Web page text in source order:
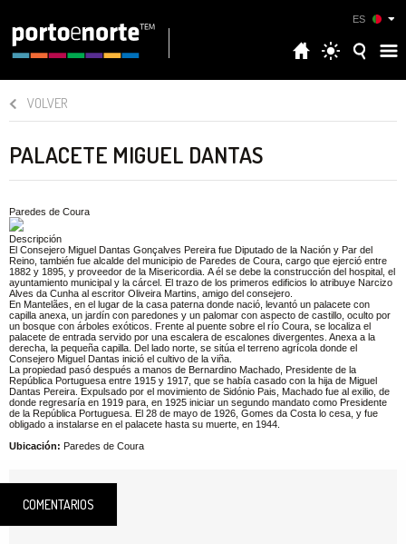
ES
VOLVER
PALACETE MIGUEL DANTAS
Paredes de Coura
Descripción
El Consejero Miguel Dantas Gonçalves Pereira fue Diputado de la Nación y Par del
Reino, también fue alcalde del municipio de Paredes de Coura, cargo que ejerció entre
1882 y 1895, y proveedor de la Misericordia. A él se debe la construcción del hospital, el
ayuntamiento municipal y la cárcel. El trazo de los primeros edificios lo atribuye Narcizo
Alves da Cunha al escritor Oliveira Martins, amigo del consejero.
En Mantelães, en el lugar de la casa paterna donde nació, levantó un palacete con
capilla anexa, un jardín con paredones y un palomar con aspecto de castillo, oculto por
un bosque con árboles exóticos. Frente al puente sobre el río Coura, se localiza el
palacete de entrada servido por una escalera de escalones divergentes. Anexa a la
derecha, la pequeña capilla. Del lado norte, se sitúa el terreno agrícola donde el
Consejero Miguel Dantas inició el cultivo de la viña.
La propiedad pasó después a manos de Bernardino Machado, Presidente de la
República Portuguesa entre 1915 y 1917, que se había casado con la hija de Miguel
Dantas Pereira. Expulsado por el movimiento de Sidónio Pais, Machado fue al exilio, de
donde regresaría en 1919 para, en 1925 iniciar un segundo mandato como Presidente
de la República Portuguesa. El 28 de mayo de 1926, Gomes da Costa lo cesa, y fue
obligado a instalarse en el palacete hasta su muerte, en 1944.
Ubicación: Paredes de Coura
COMENTARIOS